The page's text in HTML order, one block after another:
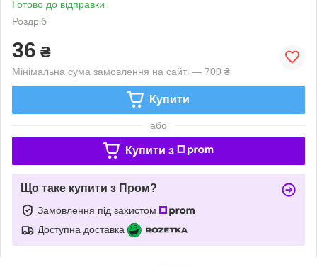
Готово до відправки
Роздріб
36 ₴
Мінімальна сума замовлення на сайті — 700 ₴
Купити
або
Купити з
Що таке купити з Пром?
Замовлення під захистом
Доступна доставка